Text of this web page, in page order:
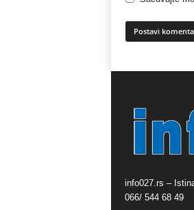
info027.rs –
066/ 544 68 49